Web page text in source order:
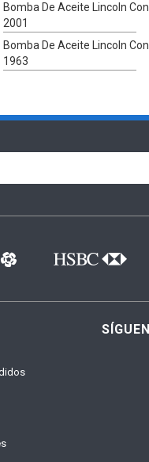
Bomba De Aceite Lincoln
2001
Bomba De Aceite Lincoln
1963